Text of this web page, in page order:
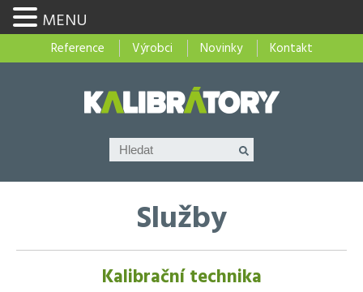
Reference Výrobci Novinky Kontakt
Služby
Kalibrační technika
MENU